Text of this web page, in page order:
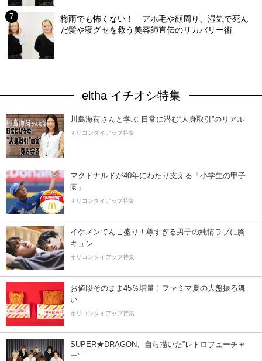
梅雨でも怖くない！ アホ毛や顔周り、湿気で死ん
だ髪や寝グセを救う美容師直伝のリカバリー術
eltha イチオシ特集
川島海荷さんと学ぶ 日常に潜む“人身取引”のリアル
オリコンタイアップ特集
マクドナルドが40年にわたり支える「小学生の甲子
園」
オリコンタイアップ特集
イケメンてんこ盛り！尊すぎる男子の純情ラブに胸
キュン
オリコンタイアップ特集
お値段そのまま45％増量！ファミマ夏の大盤振る舞
い
オリコンタイアップ特集
SUPER★DRAGON、自ら描いた”レトロフューチャ
ー”